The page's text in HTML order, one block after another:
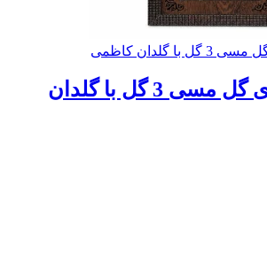
قاب دیواری گل مسی 3 گل با گلدان